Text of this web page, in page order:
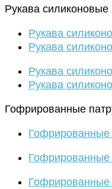
Рукава силиконовые
Рукава
Рукава
Рукава
Рукава
Гофрированные
Гофрированные
Гофрированные
Гофрированные